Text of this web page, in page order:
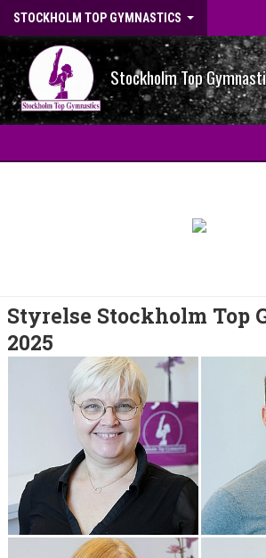
STOCKHOLM TOP GYMNASTICS
Stockholm Top
STYRELSE
FÖRENINGSINFORMATION
STADGAR
GRUPPSTRUKTUR
TRÄNINGSAVGIFTER
FÖRSÄKRINGAR
Styrelse Stockholm Top
2025